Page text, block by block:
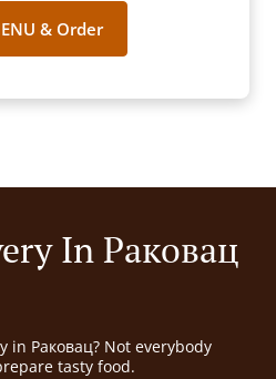
& Order
In Раковац
in Раковац? Not everybody
tasty food.